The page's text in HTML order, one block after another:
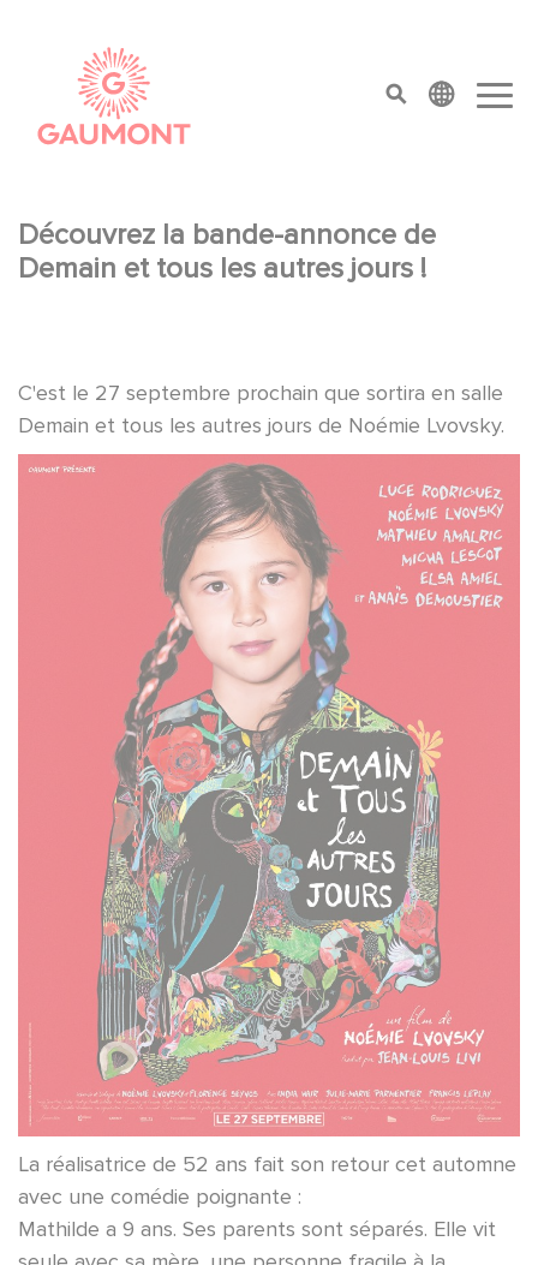
top menu
Découvrez la bande-annonce de
Demain et tous les autres jours !
C'est le 27 septembre prochain que sortira en salle
Demain et tous les autres jours de Noémie Lvovsky.
La réalisatrice de 52 ans fait son retour cet automne
avec une comédie poignante :
Mathilde a 9 ans. Ses parents sont séparés. Elle vit